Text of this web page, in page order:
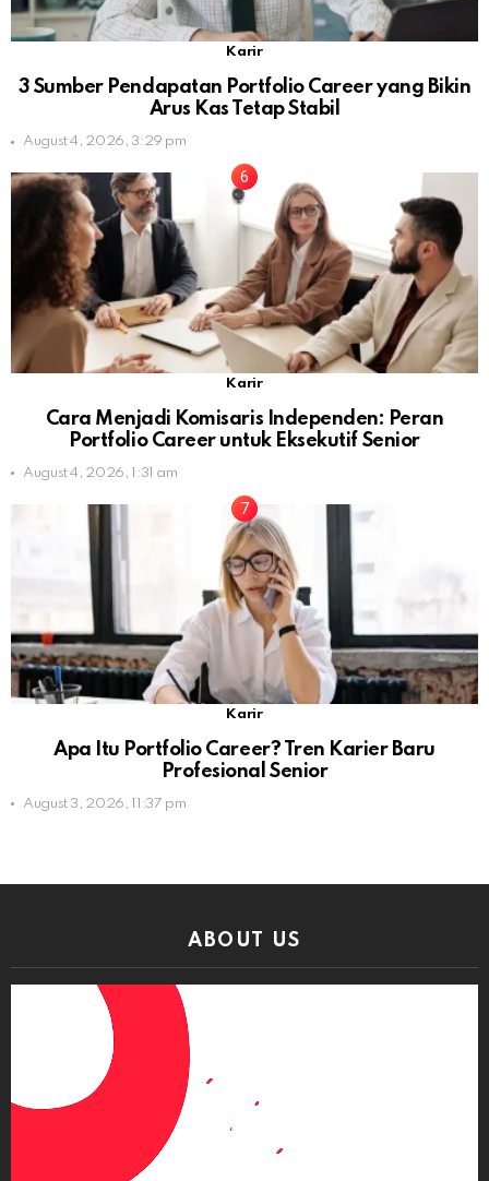
Karir
3 Sumber Pendapatan Portfolio Career yang Bikin
Arus Kas Tetap Stabil
August 4, 2026, 3:29 pm
Karir
Cara Menjadi Komisaris Independen: Peran
Portfolio Career untuk Eksekutif Senior
August 4, 2026, 1:31 am
Karir
Apa Itu Portfolio Career? Tren Karier Baru
Profesional Senior
August 3, 2026, 11:37 pm
ABOUT US